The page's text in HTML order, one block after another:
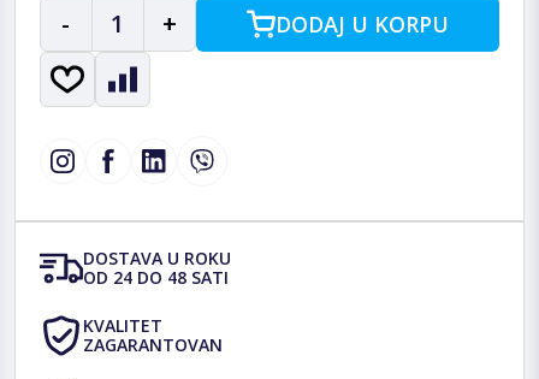
- 1 + DODAJ U KORPU
DOSTAVA U ROKU
OD 24 DO 48 SATI
KVALITET
ZAGARANTOVAN